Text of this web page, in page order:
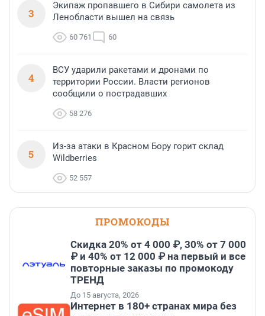
3
Экипаж пропавшего в Сибири самолета из
Ленобласти вышел на связь
60 761 60
4
ВСУ ударили ракетами и дронами по
территории России. Власти регионов
сообщили о пострадавших
58 276
5
Из-за атаки в Красном Бору горит склад
Wildberries
52 557
ПРОМОКОДЫ
Скидка 20% от 4 000 ₽, 30% от 7 000
₽ и 40% от 12 000 ₽ на первый и все
повторные заказы по промокоду
ТРЕНД
До 15 августа, 2026
Интернет в 180+ странах мира без